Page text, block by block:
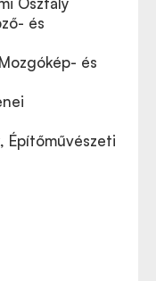
és
és
Építőművészeti